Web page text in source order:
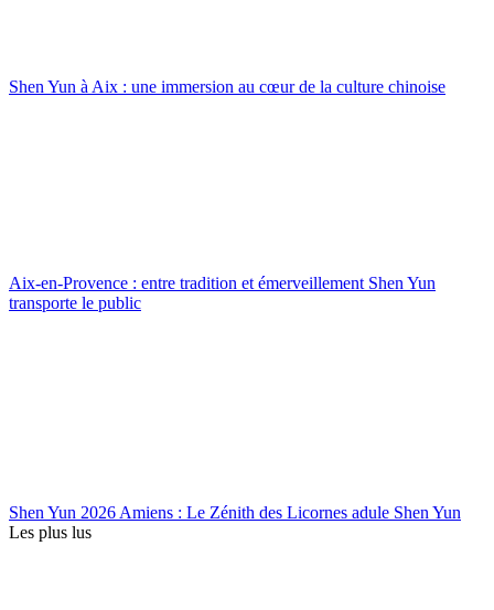
Shen Yun à Aix : une immersion au cœur de la culture chinoise
Aix-en-Provence : entre tradition et émerveillement Shen Yun
transporte le public
Shen Yun 2026 Amiens : Le Zénith des Licornes adule Shen Yun
Les plus lus